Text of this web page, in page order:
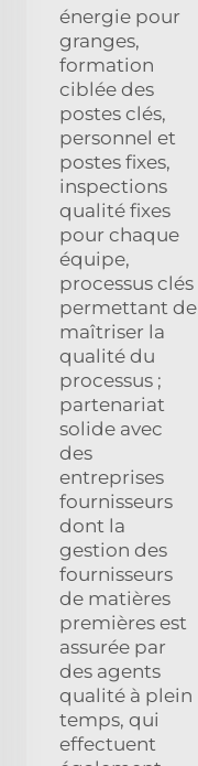
énergie pour
granges,
formation
ciblée des
postes clés,
personnel et
postes fixes,
inspections
qualité fixes
pour chaque
équipe,
processus clés
permettant de
maîtriser la
qualité du
processus ;
partenariat
solide avec
des
entreprises
fournisseurs
dont la
gestion des
fournisseurs
de matières
premières est
assurée par
des agents
qualité à plein
temps, qui
effectuent